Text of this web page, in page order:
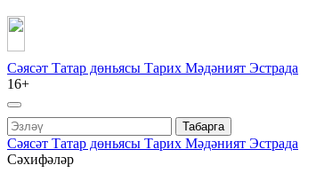
Сәясәт Татар дөньясы Тарих Мәдәният Эстрада
16+
Табарга
Сәясәт Татар дөньясы Тарих Мәдәният Эстрада
Сәхифәләр